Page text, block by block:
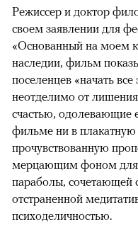
Режиссер и доктор
своем заявлении для
«Основанный на моем
наследии, фильм
поселенцев «начать
неотделимо от
счастью, одолевающие
фильме ни в
прочувствованную
мерцающим фоном для
параболы, сочетающей
отстраненной
психоделичностью.